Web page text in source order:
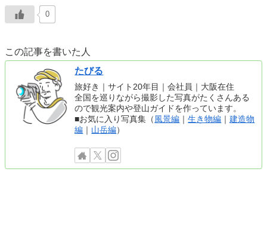
0
この記事を書いた人
たびる
旅好き｜サイト20年目｜会社員｜大阪在住
全国を巡りながら撮影した写真がたくさんある
ので観光案内や登山ガイドを作っています。
■お気に入り写真集（ 風景編 ｜生き物編 ｜建造物
編 ｜ 山岳編）